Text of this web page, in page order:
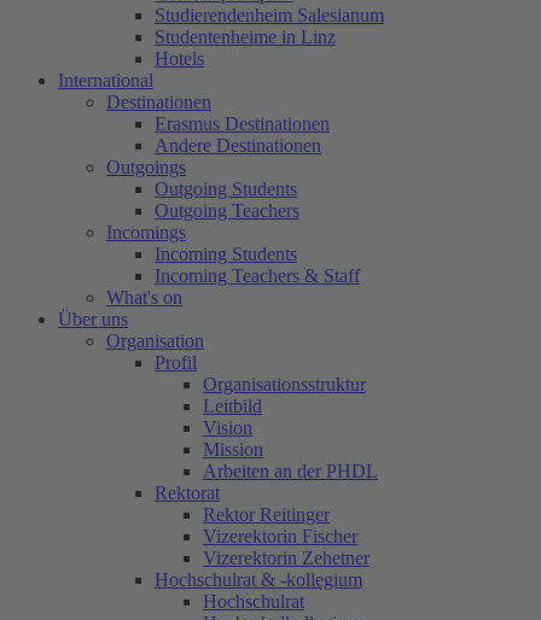
Studierendenheim Salesianum
Studentenheime in Linz
Hotels
International
Destinationen
Erasmus Destinationen
Andere Destinationen
Outgoings
Outgoing Students
Outgoing Teachers
Incomings
Incoming Students
Incoming Teachers & Staff
What's on
Über uns
Organisation
Profil
Organisationsstruktur
Leitbild
Vision
Mission
Arbeiten an der PHDL
Rektorat
Rektor Reitinger
Vizerektorin Fischer
Vizerektorin Zehetner
Hochschulrat & -kollegium
Hochschulrat